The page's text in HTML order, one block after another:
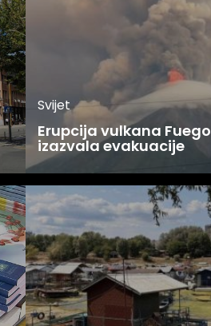
Svijet
Erupcija vulkana Fuego
izazvala evakuacije